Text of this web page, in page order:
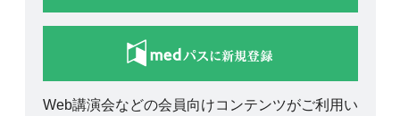
Web講演会などの会員向けコンテンツがご利用い